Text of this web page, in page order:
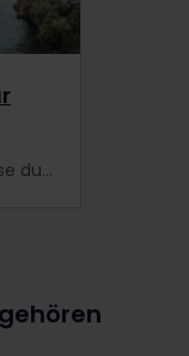
Entdecke diese Interrail-Reise durch die Balkanstaaten, die Reisende wie du bereits unternommen haben! Schau dir das Reisevideo von Cruz an und nimm an ihrem Interrail-Erlebnis teil.